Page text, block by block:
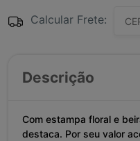
Calcular Frete:
Descrição
Com estampa floral e
destaca. Por seu valor